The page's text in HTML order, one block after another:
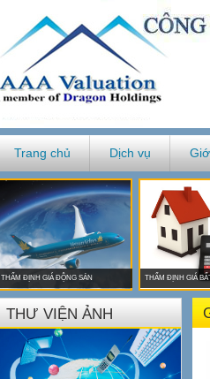
Trang chủ Dịch vụ
THẨM ĐỊNH GIÁ ĐỘNG SẢN THẨM ĐỊNH GIÁ
THƯ VIỆN ẢNH